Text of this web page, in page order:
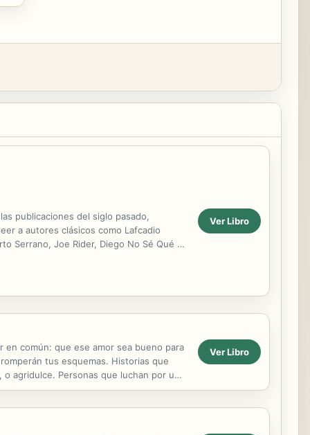
publicaciones del siglo pasado,
a autores clásicos como Lafcadio
Serrano, Joe Rider, Diego No Sé Qué o
Ver Libro
común: que ese amor sea bueno para
tus esquemas. Historias que
agridulce. Personas que luchan por un
resto de...
Ver Libro